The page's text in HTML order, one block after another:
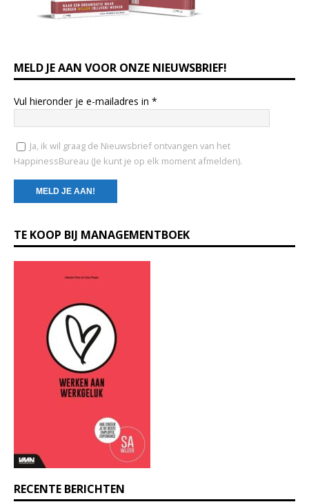
MELD JE AAN VOOR ONZE NIEUWSBRIEF!
Vul hieronder je e-mailadres in *
Ja, ik wil graag de Nieuwsbrief ontvangen van het
HappinessBureau (Je kunt je op elk moment afmelden).
o
n
.
TE KOOP BIJ MANAGEMENTBOEK
RECENTE BERICHTEN